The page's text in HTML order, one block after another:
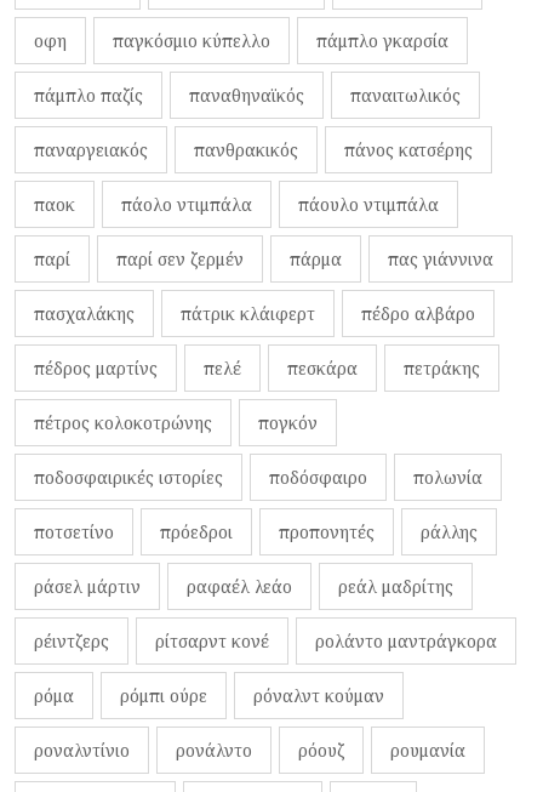
οφη παγκόσμιο κύπελλο πάμπλο γκαρσία
πάμπλο παζίς παναθηναϊκός παναιτωλικός
παναργειακός πανθρακικός πάνος κατσέρης
παοκ πάολο ντιμπάλα πάουλο ντιμπάλα
παρί παρί σεν ζερμέν πάρμα πας γιάννινα
πασχαλάκης πάτρικ κλάιφερτ πέδρο αλβάρο
πέδρος μαρτίνς πελέ πεσκάρα πετράκης
πέτρος κολοκοτρώνης πογκόν
ποδοσφαιρικές ιστορίες ποδόσφαιρο πολωνία
ποτσετίνο πρόεδροι προπονητές ράλλης
ράσελ μάρτιν ραφαέλ λεάο ρεάλ μαδρίτης
ρέιντζερς ρίτσαρντ κονέ ρολάντο μαντράγκορα
ρόμα ρόμπι ούρε ρόναλντ κούμαν
ροναλντίνιο ρονάλντο ρόουζ ρουμανία